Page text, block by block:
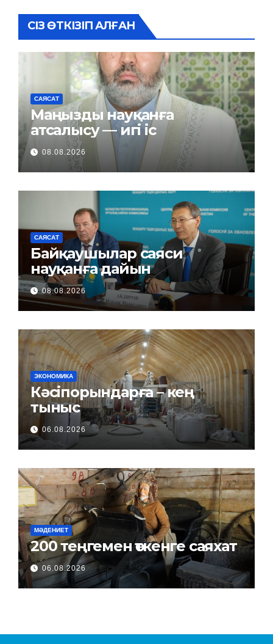
СІЗ ӨТКІЗІП АЛҒАН
САЯСАТ
Маңызды науқанға
атсалысу — игі іс
08.08.2026
САЯСАТ
Байқаушылар саяси
науқанға дайын
08.08.2026
ЭКОНОМИКА
Кәсіпорындарға – кең
тыныс
06.08.2026
МӘДЕНИЕТ
200 теңгемен өткенге саяхат
06.08.2026